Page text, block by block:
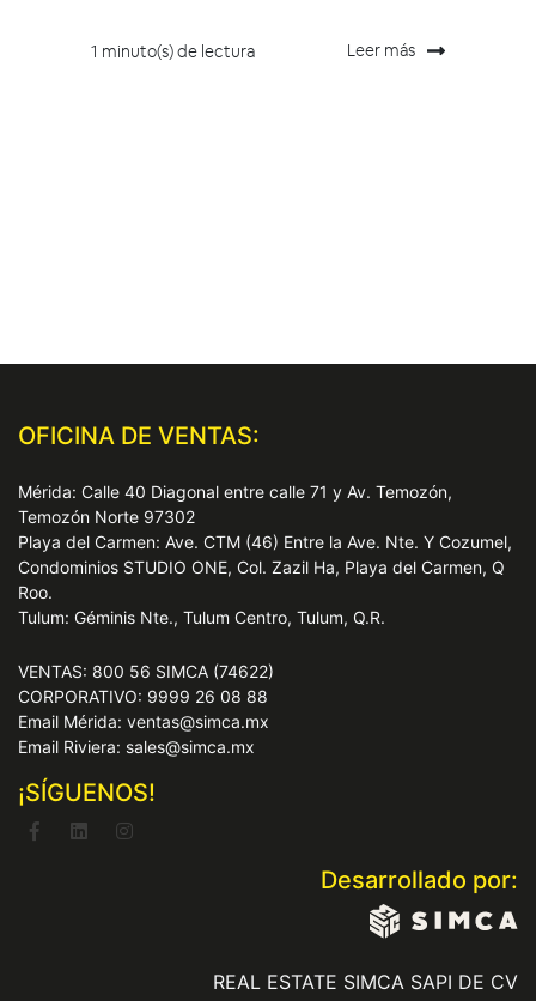
1 minuto(s) de lectura Leer más
OFICINA DE VENTAS:
Mérida: Calle 40 Diagonal entre calle 71 y Av. Temozón,
Temozón Norte 97302
Playa del Carmen: Ave. CTM (46) Entre la Ave. Nte. Y Cozumel,
Condominios STUDIO ONE, Col. Zazil Ha, Playa del Carmen, Q
Roo.
Tulum: Géminis Nte., Tulum Centro, Tulum, Q.R.
VENTAS: 800 56 SIMCA (74622)
CORPORATIVO: 9999 26 08 88
Email Mérida: ventas@simca.mx
Email Riviera: sales@simca.mx
¡SÍGUENOS!
Desarrollado por:
REAL ESTATE SIMCA SAPI DE CV